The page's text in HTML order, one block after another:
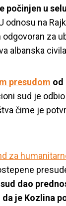
počinjen u
odnosu na
odgovoran za
albanska
presudom od
sud je
čime je
za
dao
je Kozlina